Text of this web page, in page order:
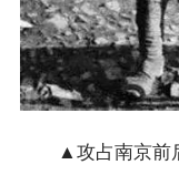
▲攻占南京前后